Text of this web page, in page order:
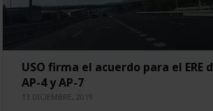
USO firma el acuerdo para el ERE
AP-4 y AP-7
13 DICIEMBRE, 2019